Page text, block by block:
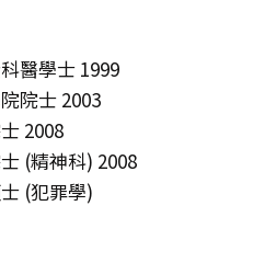
醫學士 1999
院士 2003
2008
(精神科) 2008
(犯罪學)